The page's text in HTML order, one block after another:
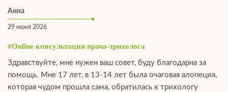
Анна
29 июня 2026
#Online консультация врача-трихолога
Здравствуйте, мне нужен ваш совет, буду благодарна за
помощь. Мне 17 лет, в 13-14 лет была очаговая алопеция,
которая чудом прошла сама, обратилась к трихологу